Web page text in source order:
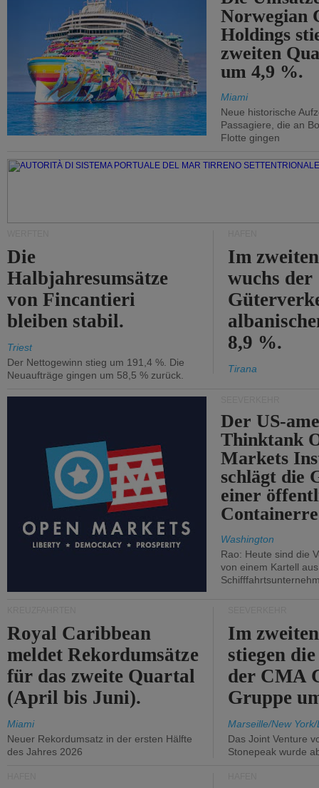
Norwegian
Holdings
zweiten
um 4,9 %.
Miami
Neue historische
Passagiere, die an
Flotte gingen
Die
Halbjahresumsätze
von Fincantieri
bleiben stabil.
Triest
Der Nettogewinn stieg um 191,4 %. Die
Neuaufträge gingen um 58,5 % zurück.
Im
wuchs der
8,9 %.
Tirana
Der US-
Thinktank
Markets
schlägt die
einer
Washington
Rao: Heute sind die
von einem Kartell
Royal Caribbean
meldet Rekordumsätze
für das zweite Quartal
(April bis Juni).
Miami
Neuer Rekordumsatz in der ersten Hälfte
des Jahres 2026
Im
stiegen
der CMA
Gruppe
Marseille/New
Das Joint Venture
Stonepeak wurde